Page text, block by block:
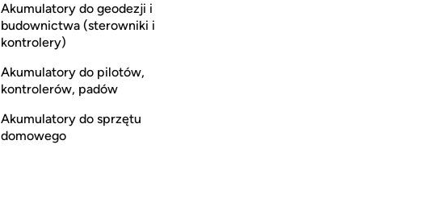
Akumulatory do geodezji i
budownictwa (sterowniki i
kontrolery)
Akumulatory do pilotów,
kontrolerów, padów
Akumulatory do sprzętu
domowego